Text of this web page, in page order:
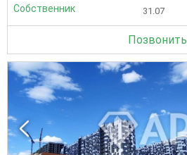
Собственник 31.07
Позвонить